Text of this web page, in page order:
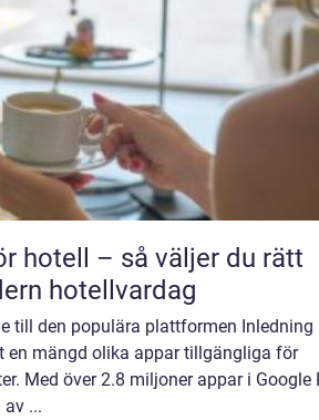
du rätt
hotellvardag
till den populära plattformen Inledning
en mängd olika appar tillgängliga för
Med över 2.8 miljoner appar i Google
...